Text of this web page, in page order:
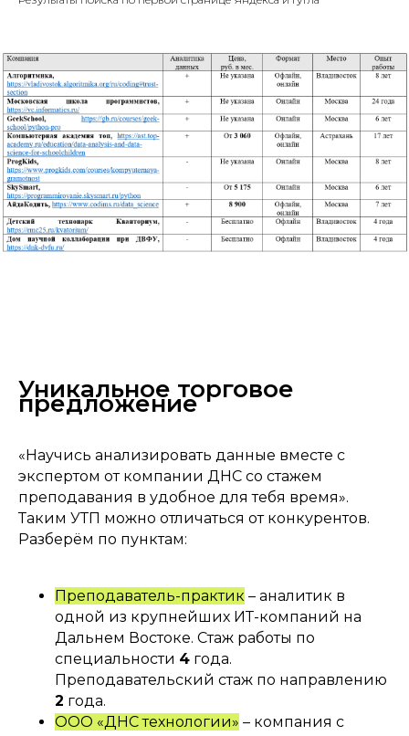
Уникальное торговое
предложение
«Научись анализировать данные вместе с
экспертом от компании ДНС со стажем
преподавания в удобное для тебя время».
Таким УТП можно отличаться от конкурентов.
Разберём по пунктам:
Преподаватель-практик – аналитик в
одной из крупнейших ИТ-компаний на
Дальнем Востоке. Стаж работы по
специальности 4 года.
Преподавательский стаж по направлению
2 года.
ООО «ДНС технологии» – компания с